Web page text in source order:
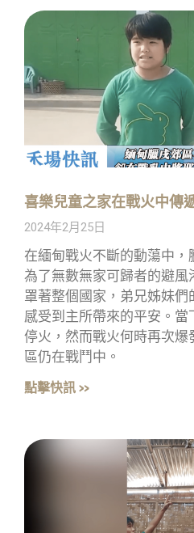
喜樂兒童之家在戰火中傳
2024年2月25日
在緬甸戰火不斷的動蕩中
為了無數無家可歸者的避
罩著整個國家，弟兄姊妹
感受到主所帶來的平安。當
停火，然而戰火何時再次
區仍在戰鬥中。
點擊快訊 »